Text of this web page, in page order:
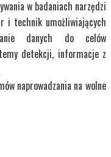
w badaniach narzędzi
i technik umożliwiających
danych do celów
detekcji, informacje z
naprowadzania na wolne